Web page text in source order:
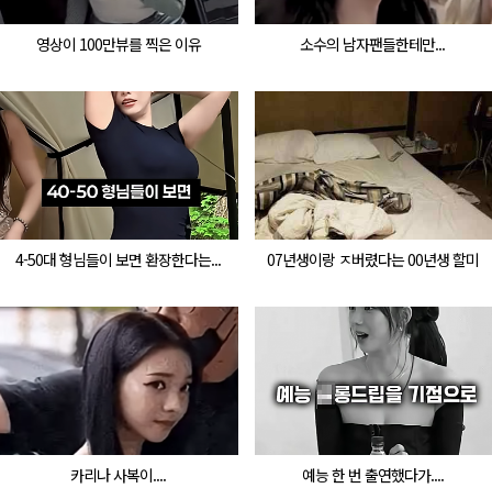
영상이 100만뷰를 찍은 이유 소수의 남자팬들한테만...
4-50대 형님들이 보면 환장한다는... 07년생이랑 ㅈ버렸다는 00년생 할미
카리나 사복이.... 예능 한 번 출연했다가....